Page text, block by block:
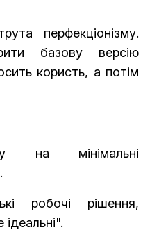
перфекціонізму.
базову версію
користь, а потім
на мінімальні
робочі рішення,